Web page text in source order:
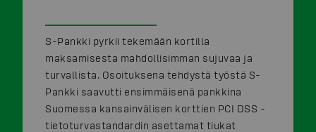
S-Pankki pyrkii tekemään kortilla
maksamisesta mahdollisimman sujuvaa ja
turvallista. Osoituksena tehdystä työstä S-
Pankki saavutti ensimmäisenä pankkina
Suomessa kansainvälisen korttien PCI DSS -
tietoturvastandardin asettamat tiukat